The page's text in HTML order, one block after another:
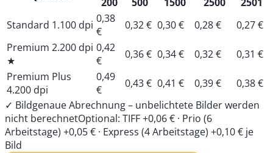
Standard 1.100 dpi 0,38
€
0,32 € 0,30 € 0,28 €
0,27 €
Premium 2.200 dpi
★
0,42
€
0,36 € 0,34 € 0,32 €
0,31 €
Premium Plus
4.200 dpi
0,49
€
0,43 € 0,41 € 0,39 €
0,38 €
✓ Bildgenaue Abrechnung – unbelichtete Bilder werden
nicht berechnetOptional: TIFF +0,06 € · Prio (6
Arbeitstage) +0,05 € · Express (4 Arbeitstage) +0,10 € je
Bild